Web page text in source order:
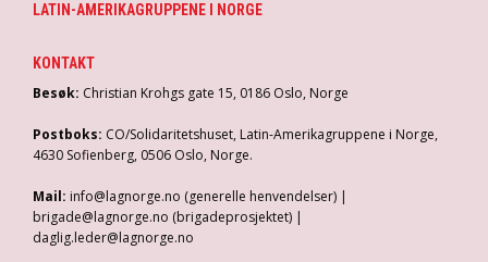
LATIN-AMERIKAGRUPPENE I NORGE
KONTAKT
Besøk: Christian Krohgs gate 15, 0186 Oslo, Norge
Postboks: CO/Solidaritetshuset, Latin-Amerikagruppene i Norge,
4630 Sofienberg, 0506 Oslo, Norge.
Mail: info@lagnorge.no (generelle henvendelser) |
brigade@lagnorge.no (brigadeprosjektet) |
daglig.leder@lagnorge.no